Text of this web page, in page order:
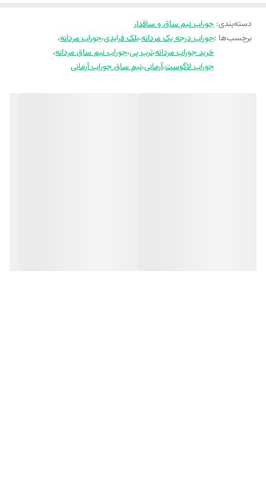
دسته‌بندی: جوراب نیم ساق و ساقدار
برچسب‌ها :جوراب درجه یک مردانه،بلک فرایدی،جوراب مردانه،
خرید جوراب مردانه،ترب پی،جوراب نیم ساق مردانه،
جوراب لاگوست،آرمانی،نیم ساق جوراب آرمانی